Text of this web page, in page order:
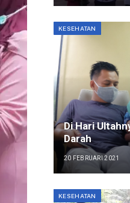
KESEHATAN
Di Hari
Darah
20 FEBRUARI 2021
KESEHATAN